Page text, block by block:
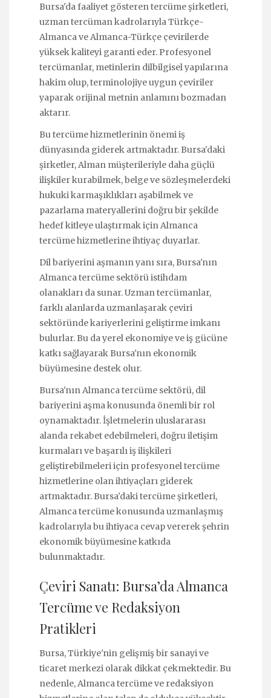
Bursa'da faaliyet gösteren tercüme şirketleri,
uzman tercüman kadrolarıyla Türkçe-
Almanca ve Almanca-Türkçe çevirilerde
yüksek kaliteyi garanti eder. Profesyonel
tercümanlar, metinlerin dilbilgisel yapılarına
hakim olup, terminolojiye uygun çeviriler
yaparak orijinal metnin anlamını bozmadan
aktarır.
Bu tercüme hizmetlerinin önemi iş
dünyasında giderek artmaktadır. Bursa'daki
şirketler, Alman müşterileriyle daha güçlü
ilişkiler kurabilmek, belge ve sözleşmelerdeki
hukuki karmaşıklıkları aşabilmek ve
pazarlama materyallerini doğru bir şekilde
hedef kitleye ulaştırmak için Almanca
tercüme hizmetlerine ihtiyaç duyarlar.
Dil bariyerini aşmanın yanı sıra, Bursa'nın
Almanca tercüme sektörü istihdam
olanakları da sunar. Uzman tercümanlar,
farklı alanlarda uzmanlaşarak çeviri
sektöründe kariyerlerini geliştirme imkanı
bulurlar. Bu da yerel ekonomiye ve iş gücüne
katkı sağlayarak Bursa'nın ekonomik
büyümesine destek olur.
Bursa'nın Almanca tercüme sektörü, dil
bariyerini aşma konusunda önemli bir rol
oynamaktadır. İşletmelerin uluslararası
alanda rekabet edebilmeleri, doğru iletişim
kurmaları ve başarılı iş ilişkileri
geliştirebilmeleri için profesyonel tercüme
hizmetlerine olan ihtiyaçları giderek
artmaktadır. Bursa'daki tercüme şirketleri,
Almanca tercüme konusunda uzmanlaşmış
kadrolarıyla bu ihtiyaca cevap vererek şehrin
ekonomik büyümesine katkıda
bulunmaktadır.
Çeviri Sanatı: Bursa’da Almanca
Tercüme ve Redaksiyon
Pratikleri
Bursa, Türkiye'nin gelişmiş bir sanayi ve
ticaret merkezi olarak dikkat çekmektedir. Bu
nedenle, Almanca tercüme ve redaksiyon